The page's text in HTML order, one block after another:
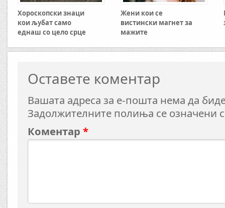
Хороскопски знаци
кои љубат само
еднаш со цело срце
Жени кои се
вистински магнет за
мажите
Оставете коментар
Вашата адреса за е-пошта нема да
Задолжителните полиња се означени
Коментар *